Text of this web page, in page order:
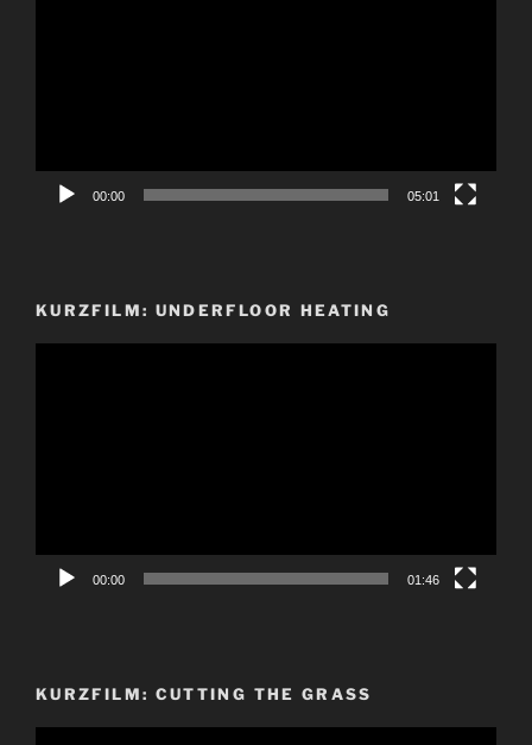
00:00 05:01
KURZFILM: UNDERFLOOR HEATING
00:00 01:46
KURZFILM: CUTTING THE GRASS